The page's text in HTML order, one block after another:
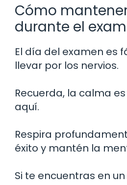
Cómo
durante el
El día del examen es
llevar por los nervios.
Recuerda, la calma
aquí.
Respira
éxito y mantén la
Si te encuentras en